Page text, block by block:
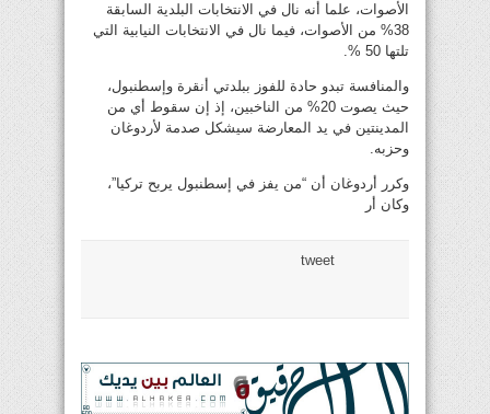
الأصوات، علما أنه نال في الانتخابات البلدية السابقة
38% من الأصوات، فيما نال في الانتخابات النيابية التي
تلتها 50 %.
والمنافسة تبدو حادة للفوز ببلدتي أنقرة وإسطنبول،
حيث يصوت 20% من الناخبين، إذ إن سقوط أي من
المدينتين في يد المعارضة سيشكل صدمة لأردوغان
وحزبه.
وكرر أردوغان أن “من يفز في إسطنبول يربح تركيا”،
وكان أر
tweet